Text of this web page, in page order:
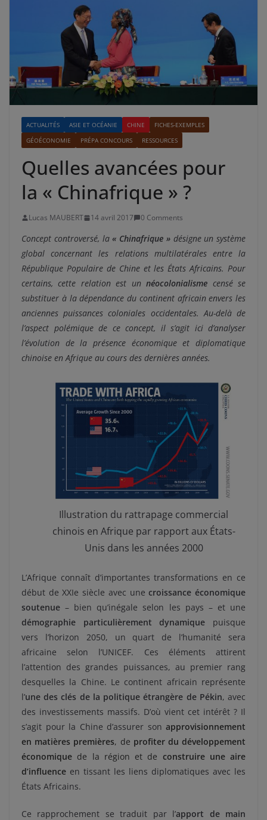
ACTUALITÉS ASIE ET OCÉANIE CHINE
FICHES-EXEMPLES
GÉOÉCONOMIE
PRÉPA CONCOURS RESSOURCES
Quelles avancées pour
la « Chinafrique » ?
Lucas MAUBERT 14 avril 2017 0 Comments
Concept controversé, la « Chinafrique »désigne un système
global concernant les relations multilatérales entre la
République Populaire de Chine et les États Africains. Pour
certains, cette relation est unnéocolonialisme censé se
substituer à la dépendance du continent africain envers les
anciennes puissances coloniales occidentales. Au-delà de
l’aspect polémique de ce concept, il s’agit ici d’analyser
l’évolution de la présence économique et diplomatique
chinoise en Afrique au cours des dernières années.
Illustration du rattrapage commercial
chinois en Afrique par rapport aux États-
Unis dans les années 2000
L’Afrique connaît d’importantes transformations en ce
début de XXIe siècle avec unecroissance économique
soutenue – bien qu’inégale selon les pays – et une
démographie particulièrement dynamique puisque
vers l’horizon 2050, un quart de l’humanité sera
africaine selon l’UNICEF. Ces éléments attirent
l’attention des grandes puissances, au premier rang
desquelles la Chine. Le continent africain représente
l’une des clés de la politique étrangère de Pékin, avec
des investissements massifs. D’où vient cet intérêt ? Il
s’agit pour la Chine d’assurer son approvisionnement
en matières premières, de profiter du développement
économique de la région et de construire une aire
d’influence en tissant les liens diplomatiques avec les
États Africains.
Ce rapprochement se traduit par l’apport de main